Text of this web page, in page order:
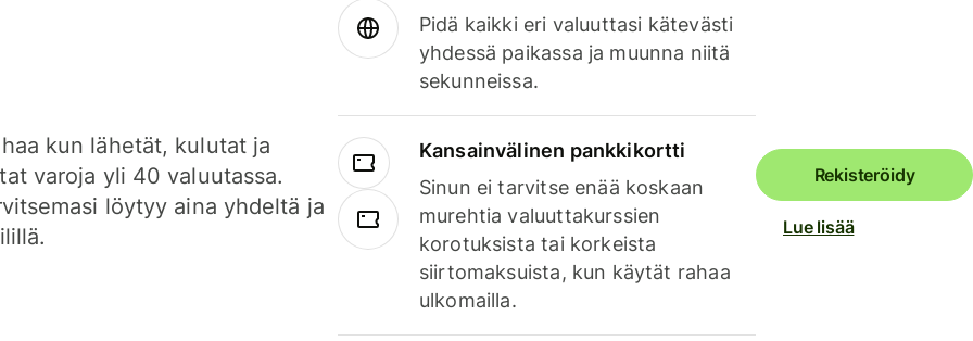
kun lähetät, kulutat ja
varoja yli 40 valuutassa.
löytyy aina yhdeltä ja
Pidä kaikki eri valuuttasi kätevästi
yhdessä paikassa ja muunna niitä
sekunneissa.
Kansainvälinen pankkikortti
Sinun ei tarvitse enää koskaan
murehtia valuuttakurssien
korotuksista tai korkeista
siirtomaksuista, kun käytät rahaa
ulkomailla.
Rekisteröidy
Lue lisää